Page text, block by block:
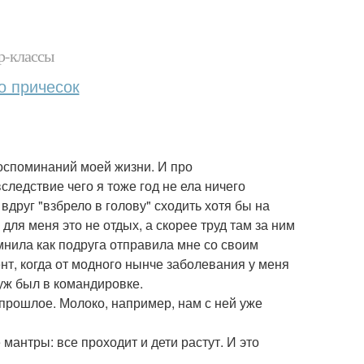
классы
причесок
моей жизни. И про
чего я тоже год не ела ничего
"взбрело в голову" сходить хотя бы на
меня это не отдых, а скорее труд там за ним
как подруга отправила мне со своим
когда от модного нынче заболевания у меня
был в командировке.
Молоко, например, нам с ней уже
все проходит и дети растут. И это